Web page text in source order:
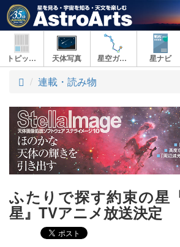
トピックス 天体写真 星空ガイド 星ナビ
ト
プ
連載・読み物
ふたりで探す約束の星
星』TVアニメ放送決定